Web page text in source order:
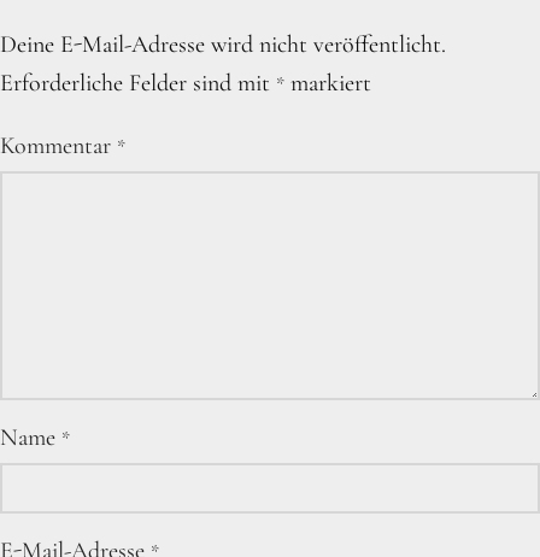
Deine E-Mail-Adresse wird nicht veröffentlicht.
Erforderliche Felder sind mit * markiert
Kommentar *
Name *
E-Mail-Adresse *